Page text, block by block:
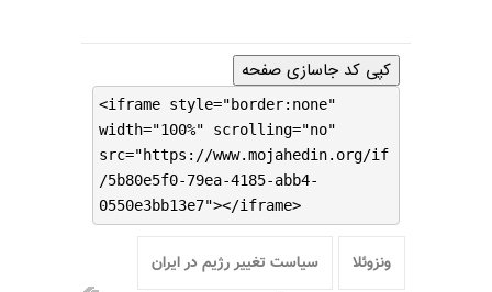
کپی کد جاسازی صفحه
<iframe style="border:none"
width="100%" scrolling="no"
src="https://www.mojahedin.org/if
/5b80e5f0-79ea-4185-abb4-
0550e3bb13e7"></iframe>
ونزوئلا سیاست تغییر رژیم در ایران